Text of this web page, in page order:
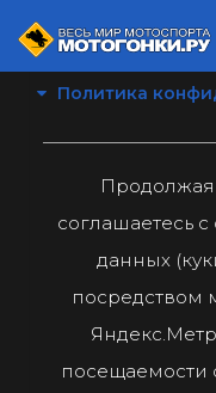
Политика
Продолжая
соглашаетесь
данных
посредством
посещаемости